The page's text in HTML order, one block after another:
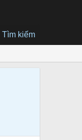
Tìm kiếm